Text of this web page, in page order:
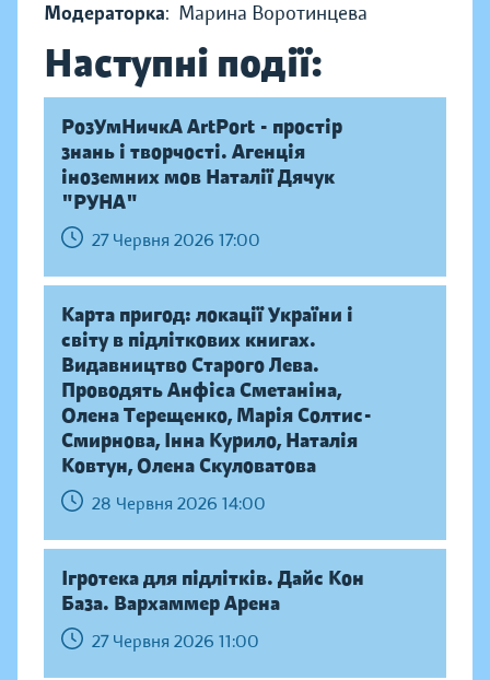
Модераторка: Марина Воротинцева
Наступні події:
РозУмНичкА ArtPort - простір
знань і творчості. Агенція
іноземних мов Наталії Дячук
"РУНА"
27 Червня 2026 17:00
Карта пригод: локації України і
світу в підліткових книгах.
Видавництво Старого Лева.
Проводять Анфіса Сметаніна,
Олена Терещенко, Марія Солтис-
Смирнова, Інна Курило, Наталія
Ковтун, Олена Скуловатова
28 Червня 2026 14:00
Ігротека для підлітків. Дайс Кон
База. Вархаммер Арена
27 Червня 2026 11:00